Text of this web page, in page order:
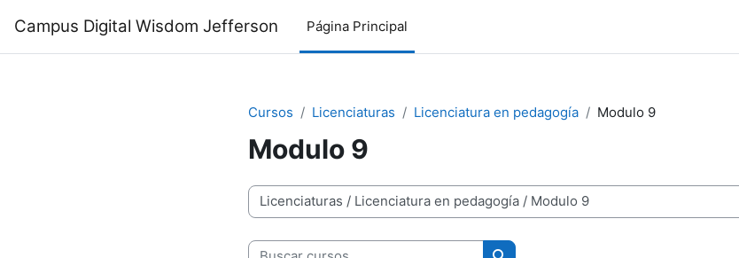
Campus Digital Wisdom Jefferson Página Principal
Cursos Licenciaturas Licenciatura en pedagogía Modulo 9
Modulo 9
Categorías
Buscar cursos